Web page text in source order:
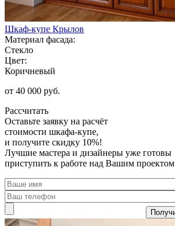
Шкаф-купе Крылов
Материал фасада:
Стекло
Цвет:
Коричневый
от 40 000 руб.
Рассчитать
Оставьте заявку на расчёт
стоимости шкафа-купе,
и получите скидку 10%!
Лучшие мастера и дизайнеры уже готовы
приступить к работе над Вашим проектом